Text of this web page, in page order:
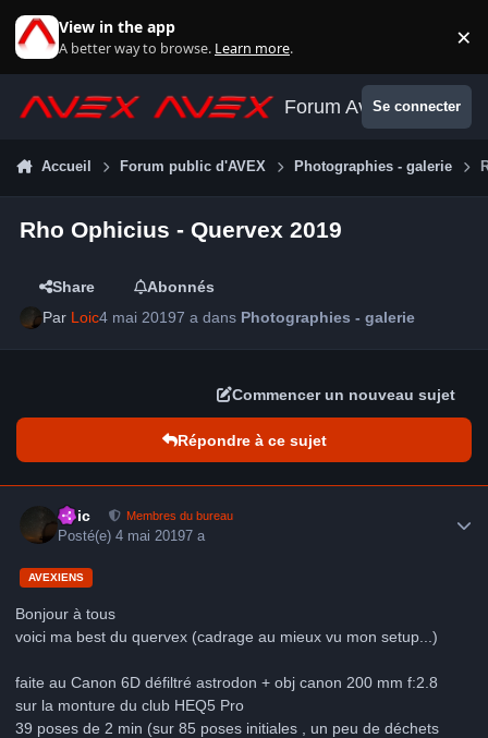
View in the app
A better way to browse. Learn more. ×
Forum AvexSe connecter
Accueil Forum public d'AVEX Photographies - galerie
Rho Ophicius - Quervex 2019
Share
Abonnés
Par Loic4 mai 20197 a dans Photographies - galerie
Commencer un nouveau sujet
Répondre à ce sujet
Loic Membres du bureau
Posté(e)4 mai 20197 a
AVEXIENS
Bonjour à tous
voici ma best du quervex (cadrage au mieux vu mon setup...)
faite au Canon 6D défiltré astrodon + obj canon 200 mm f:2.8
sur la monture du club HEQ5 Pro
39 poses de 2 min (sur 85 poses initiales , un peu de déchets